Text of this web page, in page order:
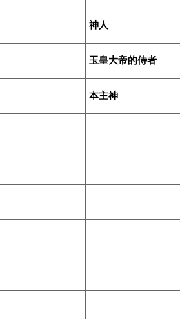
神人
玉皇大帝的侍者
本主神